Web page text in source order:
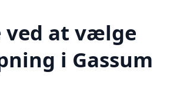
ved at vælge
i Gassum